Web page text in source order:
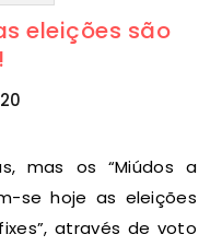
eleições são
se hoje as eleições
através de voto